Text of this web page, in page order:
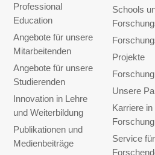
Professional
Education
Angebote für unsere
Mitarbeitenden
Angebote für unsere
Studierenden
Innovation in Lehre
und Weiterbildung
Publikationen und
Medienbeiträge
Schools
Projekte
Unsere
Karriere in
Forschung
Service für